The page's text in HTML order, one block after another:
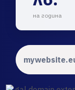
на година